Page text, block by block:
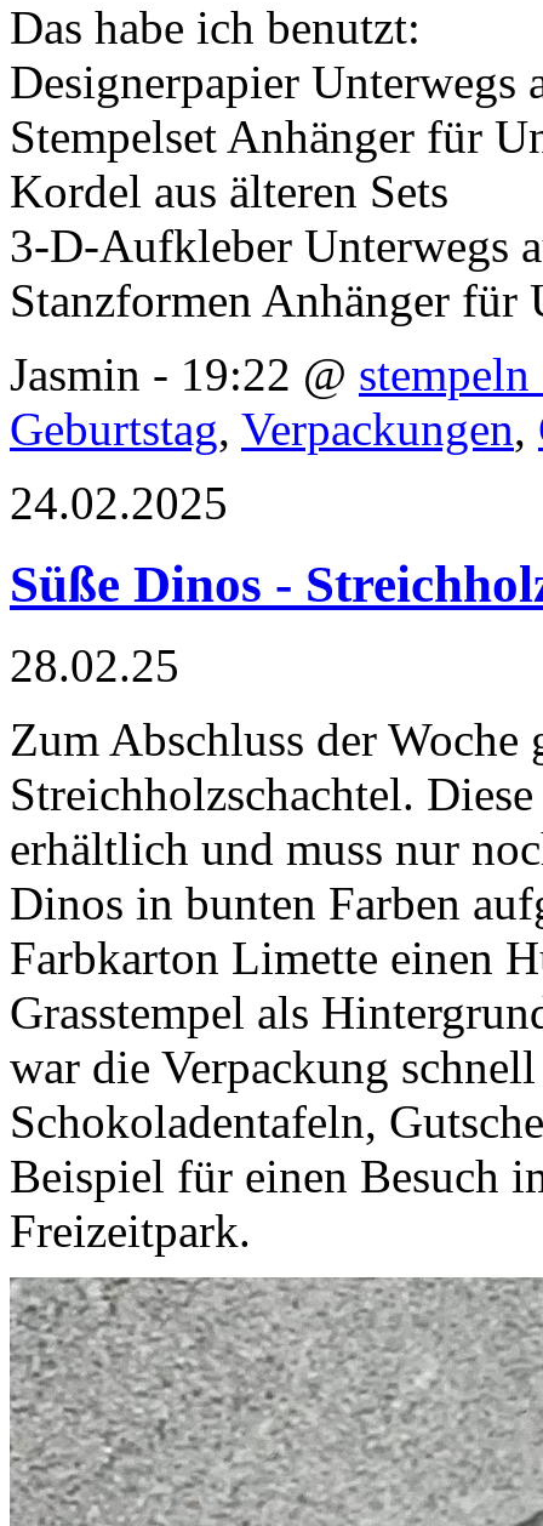
Das habe ich benutzt:
Designerpapier Unterwegs
Stempelset Anhänger für
Kordel aus älteren Sets
3-D-Aufkleber Unterwegs
Stanzformen Anhänger für
Jasmin - 19:22 @
Geburtstag, Verpackungen,
24.02.2025
Süße Dinos -
28.02.25
Zum Abschluss der
Streichholzschachtel.
erhältlich und muss nur
Dinos in bunten Farben
Farbkarton Limette einen
Grasstempel als
war die Verpackung
Schokoladentafeln,
Beispiel für einen Besuch
Freizeitpark.